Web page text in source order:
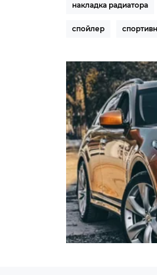
накладка радиатора
спойлер